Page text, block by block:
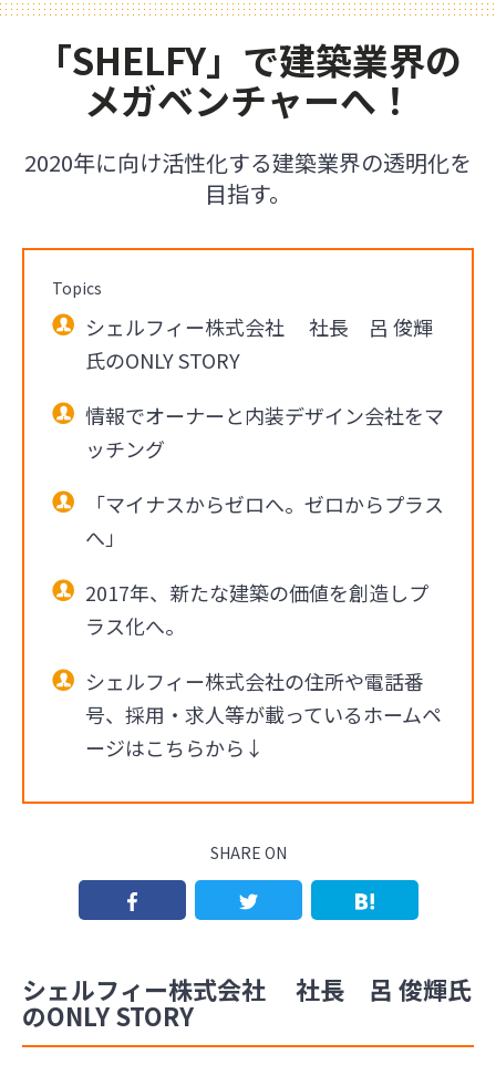
「SHELFY」で建築業界の
メガベンチャーへ！
2020年に向け活性化する建築業界の透明化を
目指す。
Topics
シェルフィー株式会社 社長 呂 俊輝
氏のONLY STORY
情報でオーナーと内装デザイン会社をマ
ッチング
「マイナスからゼロへ。ゼロからプラス
へ」
2017年、新たな建築の価値を創造しプ
ラス化へ。
シェルフィー株式会社の住所や電話番
号、採用・求人等が載っているホームペ
ージはこちらから↓
SHARE ON
シェルフィー株式会社 社長 呂 俊輝氏
のONLY STORY